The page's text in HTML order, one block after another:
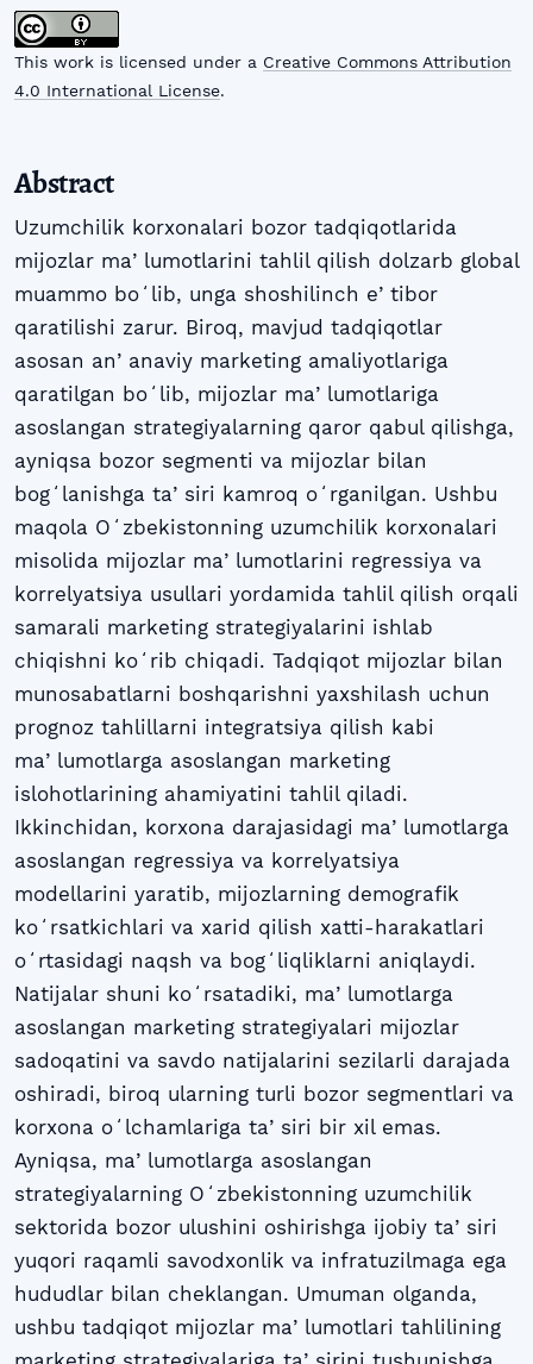
This work is licensed under a Creative Commons Attribution
4.0 International License.
Abstract
Uzumchilik korxonalari bozor tadqiqotlarida
mijozlar maʼlumotlarini tahlil qilish dolzarb global
muammo boʻlib, unga shoshilinch eʼtibor
qaratilishi zarur. Biroq, mavjud tadqiqotlar
asosan anʼanaviy marketing amaliyotlariga
qaratilgan boʻlib, mijozlar maʼlumotlariga
asoslangan strategiyalarning qaror qabul qilishga,
ayniqsa bozor segmenti va mijozlar bilan
bogʻlanishga taʼsiri kamroq oʻrganilgan. Ushbu
maqola Oʻzbekistonning uzumchilik korxonalari
misolida mijozlar maʼlumotlarini regressiya va
korrelyatsiya usullari yordamida tahlil qilish orqali
samarali marketing strategiyalarini ishlab
chiqishni koʻrib chiqadi. Tadqiqot mijozlar bilan
munosabatlarni boshqarishni yaxshilash uchun
prognoz tahlillarni integratsiya qilish kabi
maʼlumotlarga asoslangan marketing
islohotlarining ahamiyatini tahlil qiladi.
Ikkinchidan, korxona darajasidagi maʼlumotlarga
asoslangan regressiya va korrelyatsiya
modellarini yaratib, mijozlarning demografik
koʻrsatkichlari va xarid qilish xatti-harakatlari
oʻrtasidagi naqsh va bogʻliqliklarni aniqlaydi.
Natijalar shuni koʻrsatadiki, maʼlumotlarga
asoslangan marketing strategiyalari mijozlar
sadoqatini va savdo natijalarini sezilarli darajada
oshiradi, biroq ularning turli bozor segmentlari va
korxona oʻlchamlariga taʼsiri bir xil emas.
Ayniqsa, maʼlumotlarga asoslangan
strategiyalarning Oʻzbekistonning uzumchilik
sektorida bozor ulushini oshirishga ijobiy taʼsiri
yuqori raqamli savodxonlik va infratuzilmaga ega
hududlar bilan cheklangan. Umuman olganda,
ushbu tadqiqot mijozlar maʼlumotlari tahlilining